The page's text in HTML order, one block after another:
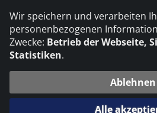
Die DVS Media GmbH ist ein
© 2026 DVS Media
Wir speichern und verarbeiten
personenbezogenen
Zwecke: Betrieb der Webseite,
Statistiken.
Ablehnen
Alle